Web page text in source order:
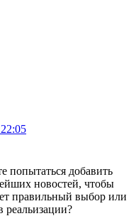
попытаться добавить
новостей, чтобы
правильный выбор или
реальизации?